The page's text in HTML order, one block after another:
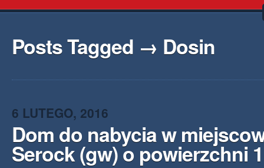
Posts Tagged → Dosin
6 LUTEGO, 2016
Dom do nabycia w
Serock (gw) o powierzchni